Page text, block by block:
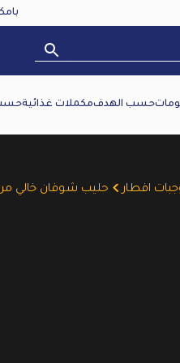
حسب الهدفمكملات غذائيةحسب
افطار حليب شوفان خالي